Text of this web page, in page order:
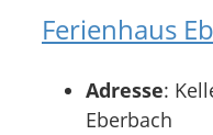
Ferienhaus
Adresse:
Eberbach